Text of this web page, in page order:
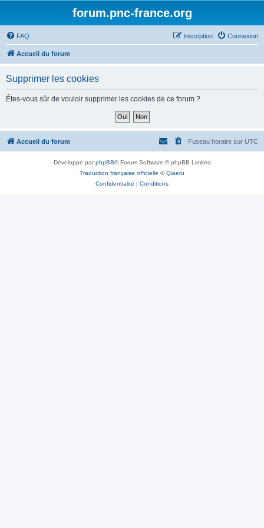
forum.pnc-france.org
FAQ Connexion
Inscription
Accueil du forum
Supprimer les cookies
Êtes-vous sûr de vouloir supprimer les cookies de ce forum ?
Accueil du forum Fuseau horaire sur UTC
Développé parphpBB® Forum Software © phpBB Limited
Traduction française officielle ©Qiaeru
Confidentialité | Conditions